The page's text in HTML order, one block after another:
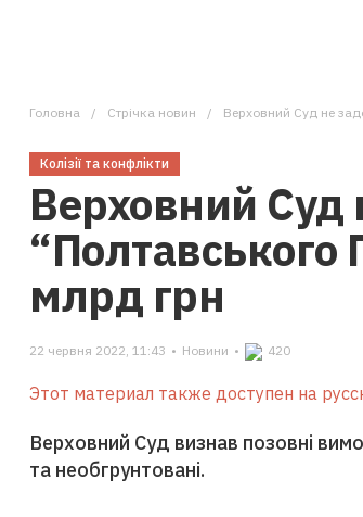
Головна Стрічка новин Верховний Суд не
Колізії та конфлікти
Верховний Суд
млрд грн
22 червня 2022, 11:43 • Новини • 420
Этот материал также доступен на
Верховний Суд визнав позовні
та необгрунтовані.